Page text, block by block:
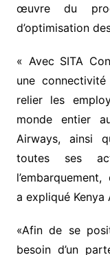
œuvre du
d’optimisation
« Avec SITA
une
relier les
monde entier
Airways, ainsi
toutes ses
a expliqué Kenya
«Afin de se
besoin d’un